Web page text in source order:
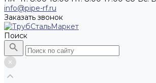
info@pipe-rf.ru
Заказать звонок
Поиск